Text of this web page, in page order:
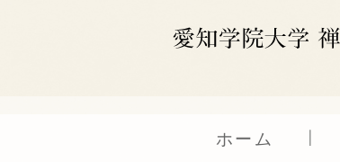
ホーム